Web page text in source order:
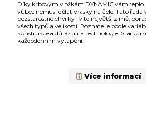
Díky krbovým vložkám DYNAMIC vám teplo
vůbec nemusí dělat vrásky na čele. Tato
bezstarostné chvilky i v té největší zimě,
všech typů a velikostí. Poznáte je podle
konstrukce a důrazu na technologie. Stanou
každodenním vytápění.
Více informací